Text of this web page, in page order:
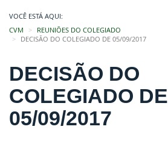
VOCÊ ESTÁ AQUI:
CVM
REUNIÕES DO COLEGIADO
DECISÃO DO COLEGIADO DE 05/09/2017
DECISÃO DO
COLEGIADO DE
05/09/2017